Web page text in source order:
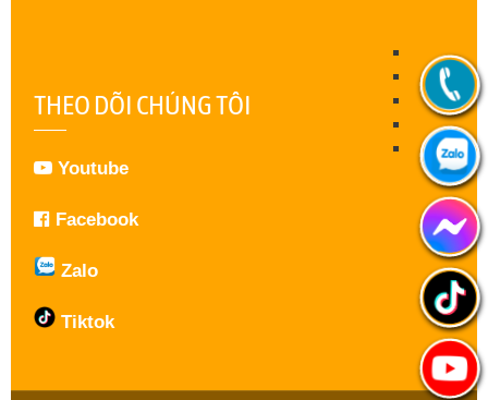
THEO DÕI CHÚNG TÔI
Youtube
Facebook
Zalo
Tiktok